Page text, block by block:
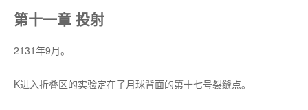
第十一章 投射
2131年9月。
K进入折叠区的实验定在了月球背面的第十七号裂缝点。